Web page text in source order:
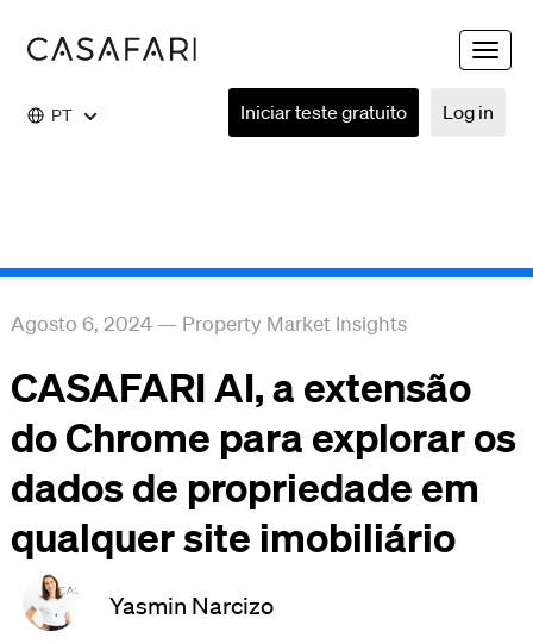
Toggle
PT Log in
Iniciar teste gratuito
Agosto 6, 2024 — Property Market Insights
CASAFARI AI, a extensão
do Chrome para explorar os
dados de propriedade em
qualquer site imobiliário
Yasmin Narcizo